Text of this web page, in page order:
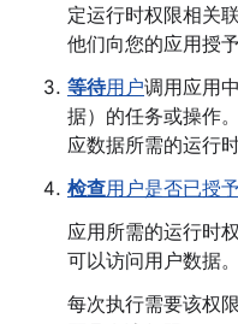
定运行时权限相关
他们向您的应用授
等待用户调用应用
据）的任务或操作
应数据所需的运行时
检查用户是否已授
应用所需的运行时
可以访问用户数据
每次执行需要该权